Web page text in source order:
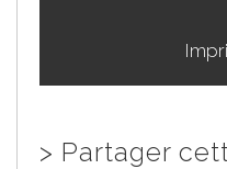
> Partager